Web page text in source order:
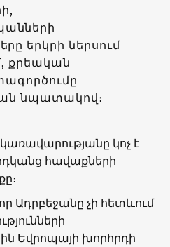
երկրի ներսում
քրեական
նպատակով։
կոչ է
հավաքների
Ադրբեջանը չի հետևում
Եվրոպայի խորհրդի